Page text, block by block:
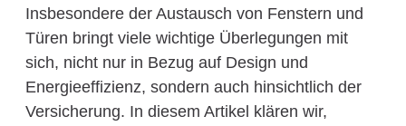
Insbesondere der Austausch von Fenstern und
Türen bringt viele wichtige Überlegungen mit
sich, nicht nur in Bezug auf Design und
Energieeffizienz, sondern auch hinsichtlich der
Versicherung. In diesem Artikel klären wir,